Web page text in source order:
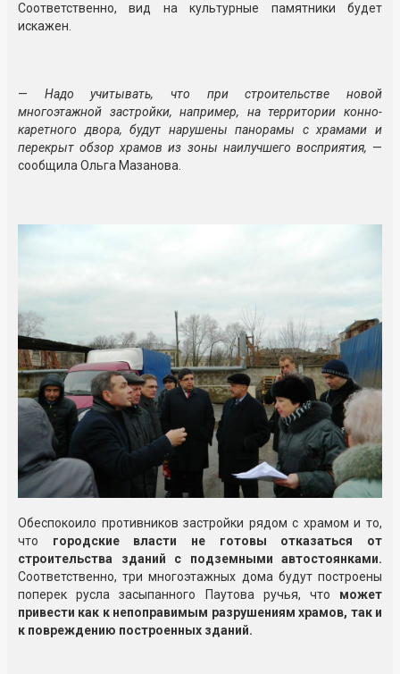
Соответственно, вид на культурные памятники будет
искажен.
— Надо учитывать, что при строительстве новой
многоэтажной застройки, например, на территории конно-
каретного двора, будут нарушены панорамы с храмами и
перекрыт обзор храмов из зоны наилучшего восприятия, —
сообщила Ольга Мазанова.
Обеспокоило противников застройки рядом с храмом и то,
что городские власти не готовы отказаться от
строительства зданий с подземными автостоянками.
Соответственно, три многоэтажных дома будут построены
поперек русла засыпанного Паутова ручья, что может
привести как к непоправимым разрушениям храмов, так и
к повреждению построенных зданий.